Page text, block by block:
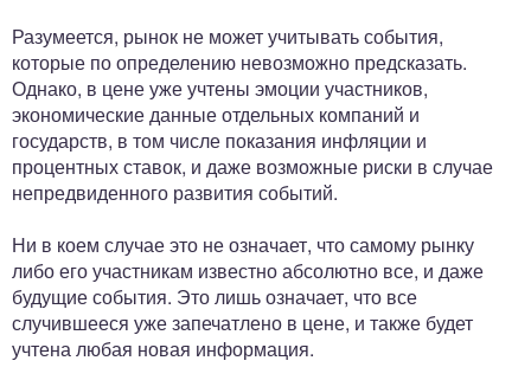
Разумеется, рынок не может учитывать события,
которые по определению невозможно предсказать.
Однако, в цене уже учтены эмоции участников,
экономические данные отдельных компаний и
государств, в том числе показания инфляции и
процентных ставок, и даже возможные риски в случае
непредвиденного развития событий.
Ни в коем случае это не означает, что самому рынку
либо его участникам известно абсолютно все, и даже
будущие события. Это лишь означает, что все
случившееся уже запечатлено в цене, и также будет
учтена любая новая информация.